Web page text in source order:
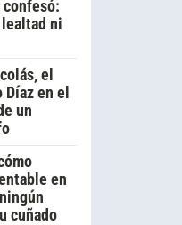
confesó:
ni
el
en el
un
en
cuñado